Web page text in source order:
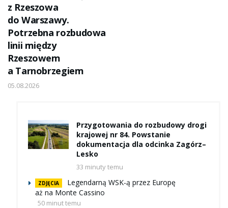
z Rzeszowa
do Warszawy.
Potrzebna rozbudowa
linii między
Rzeszowem
a Tarnobrzegiem
05.08.2026
Przygotowania do rozbudowy drogi
krajowej nr 84. Powstanie
dokumentacja dla odcinka Zagórz–
Lesko
33 minuty temu
ZDJĘCIA
Legendarną WSK-ą przez Europę
aż na Monte Cassino
50 minut temu